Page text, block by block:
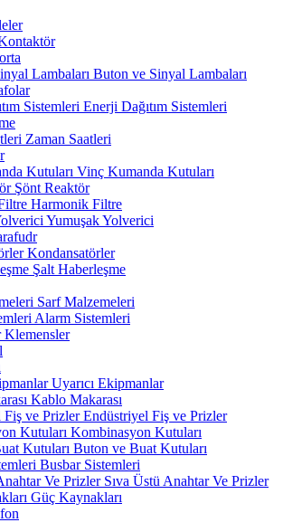
Buton ve Sinyal Lambaları
Enerji Dağıtım Sistemleri
Zaman Saatleri
Vinç Kumanda Kutuları
Şönt Reaktör
Harmonik Filtre
Yumuşak Yolverici
Kondansatörler
Şalt Haberleşme
Sarf Malzemeleri
Alarm Sistemleri
Klemensler
Uyarıcı Ekipmanlar
Kablo Makarası
Endüstriyel Fiş ve Prizler
Kombinasyon Kutuları
Buton ve Buat Kutuları
Busbar Sistemleri
Sıva Üstü Anahtar Ve Prizler
Güç Kaynakları